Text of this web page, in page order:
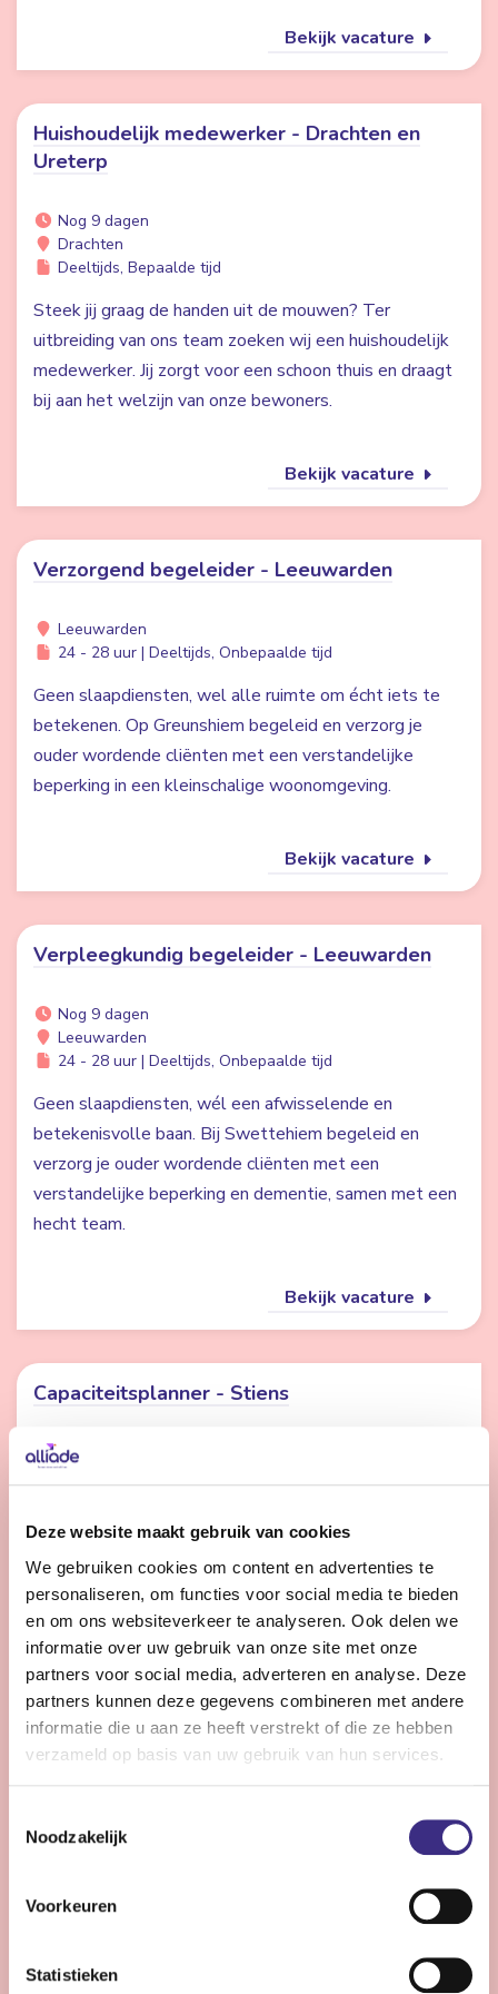
Deze website maakt gebruik van cookies
We gebruiken cookies om content en advertenties te
personaliseren, om functies voor social media te bieden
en om ons websiteverkeer te analyseren. Ook delen we
informatie over uw gebruik van onze site met onze
partners voor social media, adverteren en analyse. Deze
partners kunnen deze gegevens combineren met andere
informatie die u aan ze heeft verstrekt of die ze hebben
verzameld op basis van uw gebruik van hun services.
Noodzakelijk
Voorkeuren
Statistieken
Bekijk vacature
Huishoudelijk medewerker - Drachten en
Ureterp
Nog 9 dagen
Drachten
Deeltijds, Bepaalde tijd
Steek jij graag de handen uit de mouwen? Ter
uitbreiding van ons team zoeken wij een huishoudelijk
medewerker. Jij zorgt voor een schoon thuis en draagt
bij aan het welzijn van onze bewoners.
Bekijk vacature
Verzorgend begeleider - Leeuwarden
Leeuwarden
24 - 28 uur | Deeltijds, Onbepaalde tijd
Geen slaapdiensten, wel alle ruimte om écht iets te
betekenen. Op Greunshiem begeleid en verzorg je
ouder wordende cliënten met een verstandelijke
beperking in een kleinschalige woonomgeving.
Bekijk vacature
Verpleegkundig begeleider - Leeuwarden
Nog 9 dagen
Leeuwarden
24 - 28 uur | Deeltijds, Onbepaalde tijd
Geen slaapdiensten, wél een afwisselende en
betekenisvolle baan. Bij Swettehiem begeleid en
verzorg je ouder wordende cliënten met een
verstandelijke beperking en dementie, samen met een
hecht team.
Bekijk vacature
Capaciteitsplanner - Stiens
Nog 2 dagen
Stiens
Zie jij snel knelpunten in de planning en denk je graag
een stap verder dan de dagelijkse praktijk?
Bekijk vacature
Persoonlijke Begeleider complexe zorg -
Stiens
Nog 9 dagen
Ben jij een persoonlijk begeleider die energie krijgt van
maken?